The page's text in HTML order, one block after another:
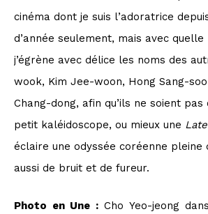
cinéma dont je suis l’adoratrice
d’année seulement, mais avec quelle
j’égrène avec délice les noms des
wook, Kim Jee-woon, Hong Sang-
Chang-dong, afin qu’ils ne soient pas
petit kaléidoscope, ou mieux une
éclaire une odyssée coréenne pleine
aussi de bruit et de fureur.
Photo en Une :Cho Yeo-jeong